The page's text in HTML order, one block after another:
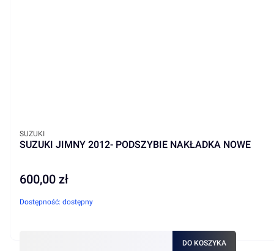
SUZUKI JIMNY 2012- PODSZYBIE NAKŁADKA NOWE
PRODUCENT
SUZUKI
Cena
600,00 zł
Dostępność: dostępny
DO KOSZYKA